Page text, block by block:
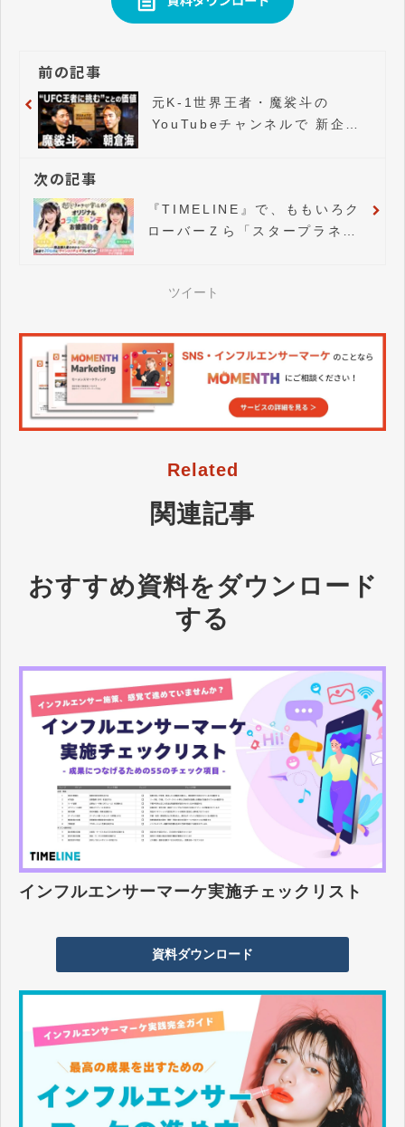
前の記事
元K-1世界王者・魔裟斗の
YouTubeチャンネルで 新企画
次の記事
『TIMELINE』で、ももいろク
ローバーＺら「スタープラネッ
販売するプロジェクトがスター
ツイート
Related
関連記事
おすすめ資料をダウンロード
する
インフルエンサーマーケ実施チェックリスト
資料ダウンロード